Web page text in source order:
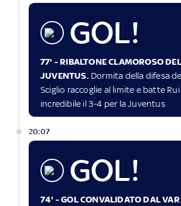
GOL!
77' - RIBALTONE CLAMOROSO
JUVENTUS. Dormita della difesa
Sciglio raccoglie al limite e batte
incredibile il 3-4 per la Juventus
20:07
GOL!
74' - GOL CONVALIDATO DAL VAR